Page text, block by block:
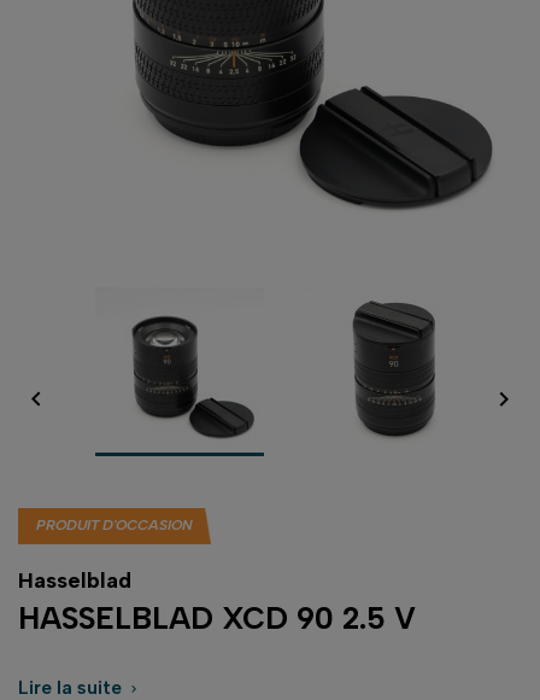
 
PRODUIT D'OCCASION
Hasselblad
HASSELBLAD XCD 90 2.5 V
Lire la suite 